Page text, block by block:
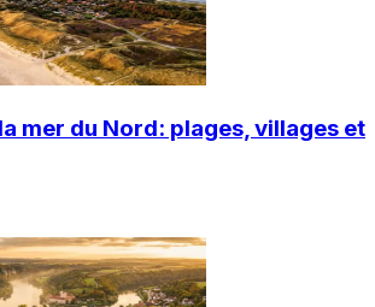
mer du Nord: plages, villages et